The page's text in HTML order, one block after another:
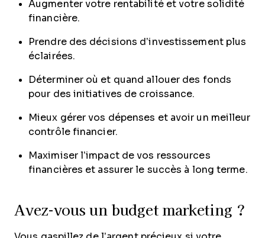
Augmenter votre rentabilité et votre solidité
financière.
Prendre des décisions d’investissement plus
éclairées.
Déterminer où et quand allouer des fonds
pour des initiatives de croissance.
Mieux gérer vos dépenses et avoir un meilleur
contrôle financier.
Maximiser l’impact de vos ressources
financières et assurer le succès à long terme.
Avez-vous un budget marketing ?